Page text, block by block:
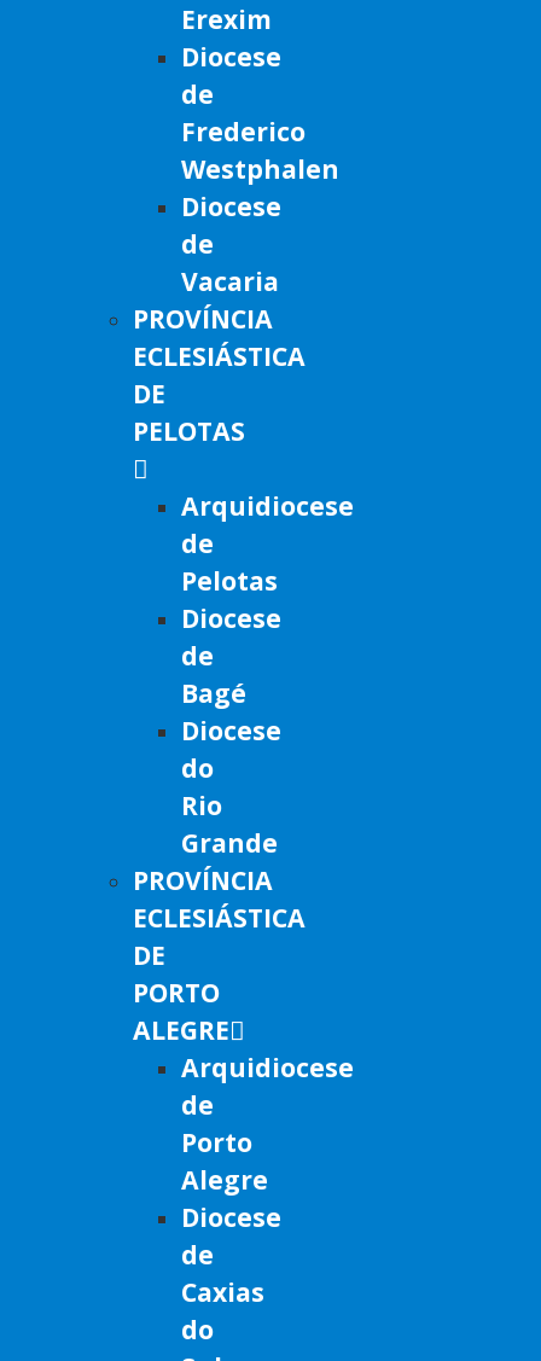
Erexim
Diocese
de
Frederico
Westphalen
Diocese
de
Vacaria
PROVÍNCIA
ECLESIÁSTICA
DE
PELOTAS
Arquidiocese
de
Pelotas
Diocese
de
Bagé
Diocese
do
Rio
Grande
PROVÍNCIA
ECLESIÁSTICA
DE
PORTO
ALEGRE
Arquidiocese
de
Porto
Alegre
Diocese
de
Caxias
do